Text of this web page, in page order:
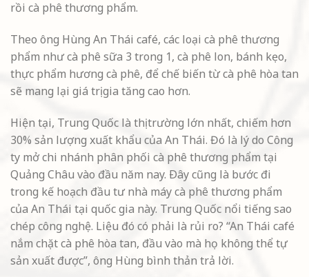
rồi cà phê thương phẩm.
Theo ông Hùng An Thái café, các loại cà phê thương
phẩm như cà phê sữa 3 trong 1, cà phê lon, bánh kẹo,
thực phẩm hương cà phê, để chế biến từ cà phê hòa tan
sẽ mang lại giá trị gia tăng cao hơn.
Hiện tại, Trung Quốc là thị trường lớn nhất, chiếm hơn
30% sản lượng xuất khẩu của An Thái. Đó là lý do Công
ty mở chi nhánh phân phối cà phê thương phẩm tại
Quảng Châu vào đầu năm nay. Ðây cũng là bước đi
trong kế hoạch đầu tư nhà máy cà phê thương phẩm
của An Thái tại quốc gia này. Trung Quốc nổi tiếng sao
chép công nghệ. Liệu đó có phải là rủi ro? “An Thái café
nắm chặt cà phê hòa tan, đầu vào mà họ không thể tự
sản xuất được”, ông Hùng bình thản trả lời.